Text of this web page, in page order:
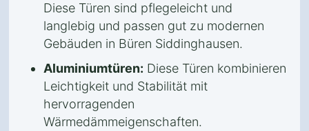
Diese Türen sind pflegeleicht und
langlebig und passen gut zu modernen
Gebäuden in Büren Siddinghausen.
Aluminiumtüren: Diese Türen kombinieren
Leichtigkeit und Stabilität mit
hervorragenden
Wärmedämmeigenschaften.